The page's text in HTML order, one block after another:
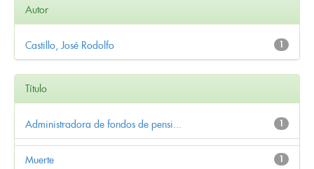
Autor
1
Castillo, José Rodolfo
Título
1
Administradora de fondos de pensi...
1
Muerte